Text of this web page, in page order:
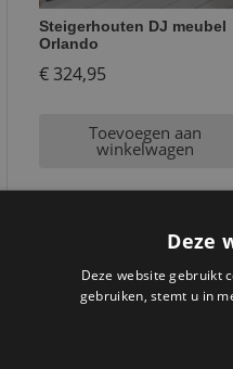
Steigerhouten DJ meubel
Orlando
€324,95
Toevoegen aan
winkelwagen
Deze
Deze website gebruikt
gebruiken, stemt u in